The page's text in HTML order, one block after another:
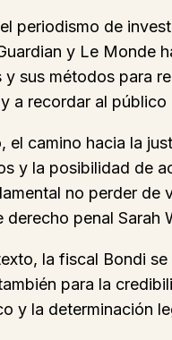
periodismo de
y Le Monde
y sus métodos para
a recordar al
el camino hacia la
y la posibilidad de
no perder de
derecho penal Sarah
la fiscal Bondi
para la
y la determinación